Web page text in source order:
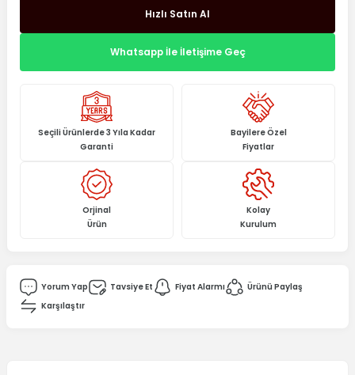
Hızlı Satın Al
Whatsapp İle İletişime Geç
Seçili Ürünlerde 3 Yıla Kadar
Garanti
Bayilere Özel
Fiyatlar
Orjinal
Ürün
Kolay
Kurulum
Yorum Yap Tavsiye Et Fiyat Alarmı
Ürünü Paylaş
Karşılaştır